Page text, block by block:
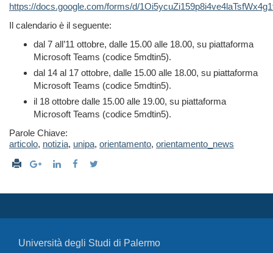
https://docs.google.com/forms/d/
Il calendario è il seguente:
dal 7 all’11 ottobre, dalle 15.00 alle 18.00, su piattaforma
Microsoft Teams (codice 5mdtin5).
dal 14 al 17 ottobre, dalle 15.00 alle 18.00, su piattaforma
Microsoft Teams (codice 5mdtin5).
il 18 ottobre dalle 15.00 alle 19.00, su piattaforma
Microsoft Teams (codice 5mdtin5).
Parole Chiave:
articolo, notizia, unipa, orientamento, orientamento_news
Università degli Studi di Palermo